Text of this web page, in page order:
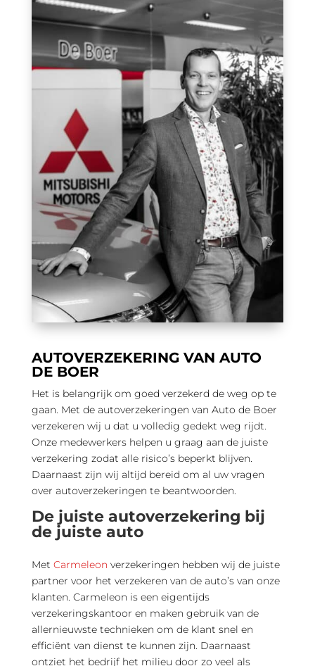
AUTOVERZEKERING VAN AUTO
DE BOER
Het is belangrijk om goed verzekerd de weg op te
gaan. Met de autoverzekeringen van Auto de Boer
verzekeren wij u dat u volledig gedekt weg rijdt.
Onze medewerkers helpen u graag aan de juiste
verzekering zodat alle risico’s beperkt blijven.
Daarnaast zijn wij altijd bereid om al uw vragen
over autoverzekeringen te beantwoorden.
De juiste autoverzekering bij
de juiste auto
Met Carmeleon verzekeringen hebben wij de juiste
partner voor het verzekeren van de auto’s van onze
klanten. Carmeleon is een eigentijds
verzekeringskantoor en maken gebruik van de
allernieuwste technieken om de klant snel en
efficiënt van dienst te kunnen zijn. Daarnaast
ontziet het bedrijf het milieu door zo veel als